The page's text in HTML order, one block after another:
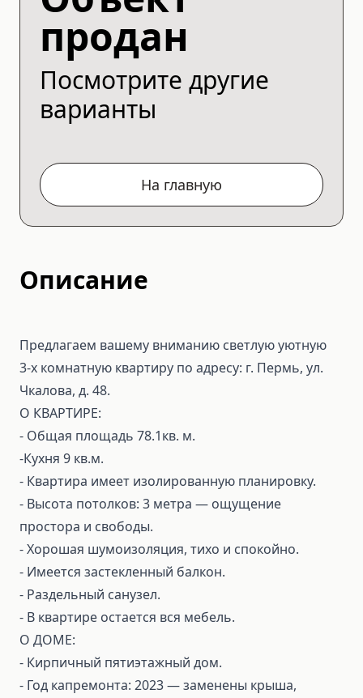
продан
Посмотрите другие
варианты
На главную
Описание
Предлагаем вашему вниманию светлую уютную
3‑х комнатную квартиру по адресу: г. Пермь, ул.
Чкалова, д. 48.
О КВАРТИРЕ:
- Общая площадь 78.1кв. м.
-Кухня 9 кв.м.
- Квартира имеет изолированную планировку.
- Высота потолков: 3 метра — ощущение
простора и свободы.
- Хорошая шумоизоляция, тихо и спокойно.
- Имеется застекленный балкон.
- Раздельный санузел.
- В квартире остается вся мебель.
О ДОМЕ:
- Кирпичный пятиэтажный дом.
- Год капремонта: 2023 — заменены крыша,